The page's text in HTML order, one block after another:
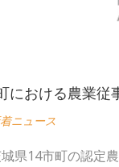
における農業従
ニュース
県14市町の認定